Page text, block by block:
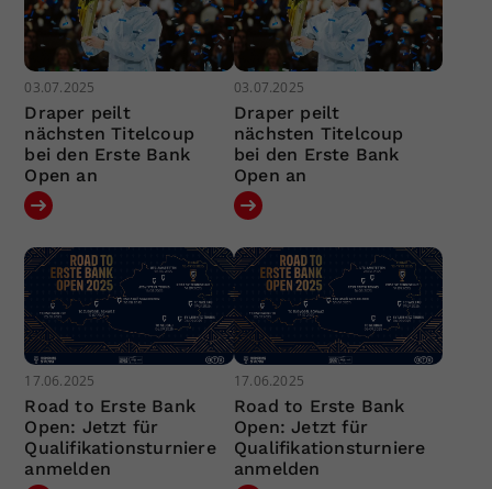
03.07.2025
Draper peilt
nächsten Titelcoup
bei den Erste Bank
Open an
03.07.2025
Draper peilt
nächsten Titelcoup
bei den Erste Bank
Open an
17.06.2025
Road to Erste Bank
Open: Jetzt für
Qualifikationsturniere
anmelden
17.06.2025
Road to Erste Bank
Open: Jetzt für
Qualifikationsturniere
anmelden